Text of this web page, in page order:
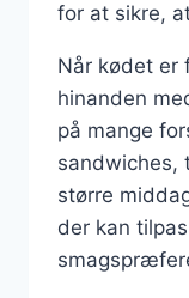
for at sikre,
Når kødet
hinanden
på mange
sandwiches,
større
der kan